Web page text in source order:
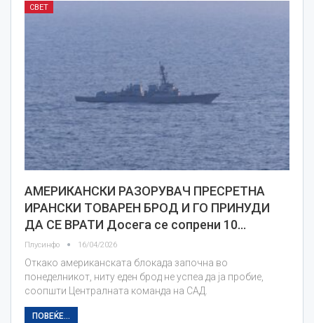
СВЕТ
АМЕРИКАНСКИ РАЗОРУВАЧ ПРЕСРЕТНА
ИРАНСКИ ТОВАРЕН БРОД И ГО ПРИНУДИ
ДА СЕ ВРАТИ Досега се сопрени 10…
Плусинфо 16/04/2026
Откако американската блокада започна во
понеделникот, ниту еден брод не успеа да ја пробие,
соопшти Централната команда на САД.
ПОВЕЌЕ...